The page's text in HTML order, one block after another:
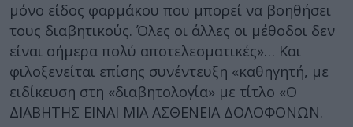
μόνο είδος φαρμάκου που μπορεί να βοηθήσει
τους διαβητικούς. Όλες οι άλλες οι μέθοδοι δεν
είναι σήμερα πολύ αποτελεσματικές»… Και
φιλοξενείται επίσης συνέντευξη «καθηγητή, με
ειδίκευση στη «διαβητολογία» με τίτλο «Ο
ΔΙΑΒΗΤΗΣ ΕΙΝΑΙ ΜΙΑ ΑΣΘΕΝΕΙΑ ΔΟΛΟΦΟΝΩΝ.